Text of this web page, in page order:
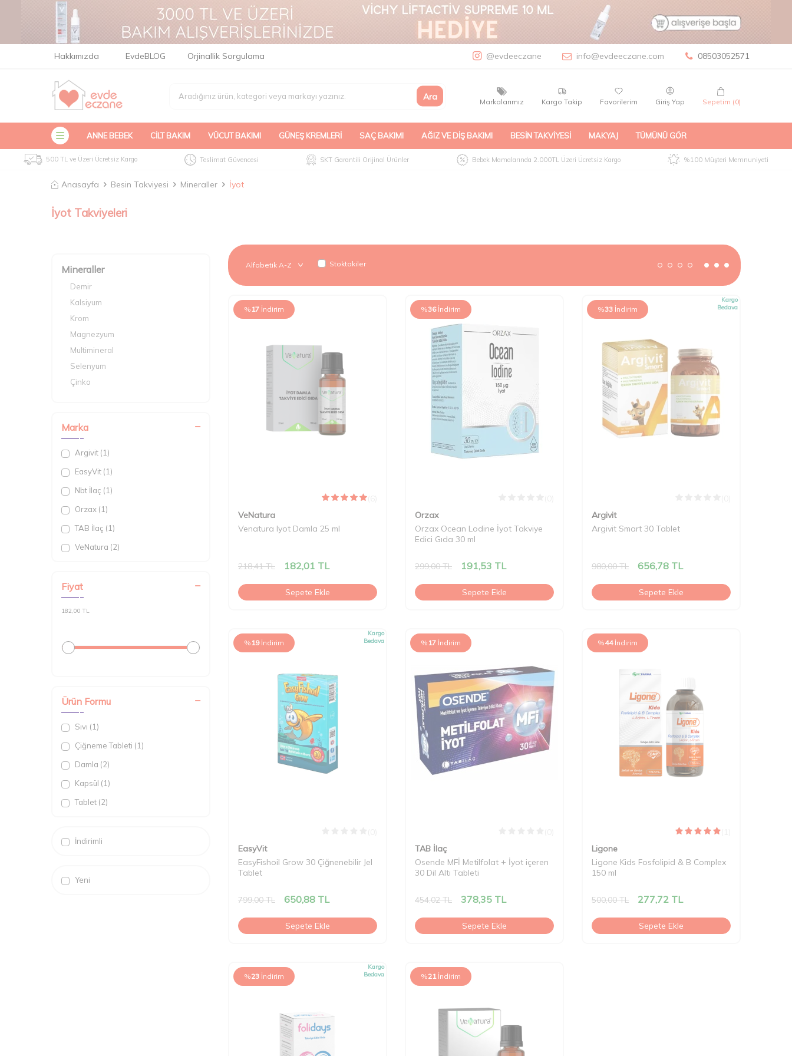
Hakkımızda EvdeBLOG Orjinallik Sorgulama @evdeeczane info@evdeeczane.com 08503052571
Ara Markalarımız Kargo Takip Favorilerim Giriş Yap Sepetim (0)
ANNE BEBEK CILT BAKIM VÜCUT BAKIMI GÜNEŞ KREMLERI SAÇ BAKIMI AĞIZ VE DIŞ BAKIMI BESIN TAKVIYESI MAKYAJ TÜMÜNÜ GÖR
500 TL ve Üzeri Ücretsiz Kargo Teslimat Güvencesi SKT Garantili Orijinal Ürünler Bebek Mamalarında 2.000TL Üzeri Ücretsiz Kargo %100 Müşteri Memnuniyeti
Anasayfa Besin Takviyesi Mineraller İyot
İyot Takviyeleri
Mineraller
Demir
Kalsiyum
Krom
Magnezyum
Multimineral
Selenyum
Çinko
Marka
Argivit (1)
EasyVit (1)
Nbt İlaç (1)
Orzax (1)
TAB İlaç (1)
VeNatura (2)
Fiyat
182,00 TL
Ürün Formu
Sıvı (1)
Çiğneme Tableti (1)
Damla (2)
Kapsül (1)
Tablet (2)
İndirimli
Yeni
Stoktakiler
% 17 İndirim
(6)
VeNatura
Venatura Iyot Damla 25 ml
218,41TL 182,01 TL
Sepete Ekle
%36 İndirim
Orzax
Orzax Ocean Lodine İyot Takviye
Edici Gıda 30 ml
299,00TL 191,53 TL
Sepete Ekle
%33 İndirim
Kargo
Bedava
Argivit
Argivit Smart 30 Tablet
980,00TL 656,78TL
Sepete Ekle
% 19 İndirim
Kargo
Bedava
EasyVit
EasyFishoil Grow 30 Çiğnenebilir Jel
Tablet
799,00TL 650,88 TL
Sepete Ekle
% 17 İndirim
TAB İlaç
Osende MFİ Metilfolat + İyot içeren
30 Dil Altı Tableti
454,02TL 378,35TL
Sepete Ekle
%44 İndirim
(1)
Ligone
Ligone Kids Fosfolipid & B Complex
150 ml
500,00TL 277,72TL
Sepete Ekle
%23 İndirim
Kargo
Bedava
%21 İndirim